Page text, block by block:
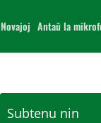
Novajoj Antaŭ la
Subtenu nin